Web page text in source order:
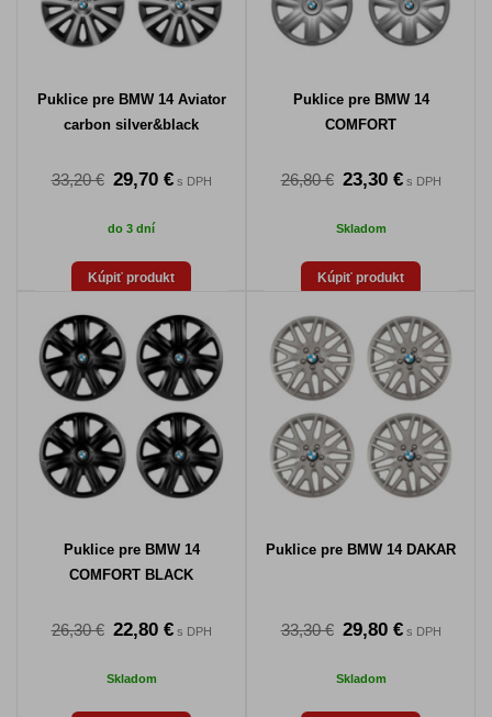
Puklice pre BMW 14 Aviator
carbon silver&black
33,20 € 29,70 €s DPH
do 3 dní
Kúpiť produkt
Puklice pre BMW 14
COMFORT
26,80 € 23,30 €s DPH
Skladom
Kúpiť produkt
Puklice pre BMW 14
COMFORT BLACK
26,30 € 22,80 €s DPH
Skladom
Puklice pre BMW 14 DAKAR
33,30 € 29,80 €s DPH
Skladom